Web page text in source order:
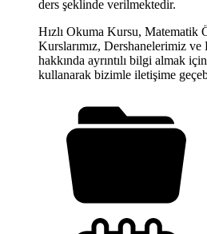
ders şeklinde verilmektedir.
Hızlı Okuma Kursu, Matematik
Kurslarımız, Dershanelerimiz
hakkında ayrıntılı bilgi almak
kullanarak bizimle iletişime